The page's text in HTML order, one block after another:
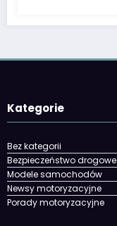
Kategorie
Bez kategorii
Bezpieczeństwo drogowe
Modele samochodów
Newsy motoryzacyjne
Porady motoryzacyjne